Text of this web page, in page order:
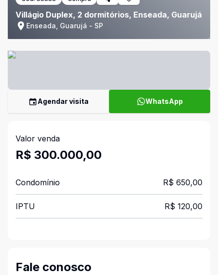
Villágio Duplex, 2 dormitórios, Enseada, Guarujá
Enseada, Guarujá - SP
Agendar visita WhatsApp
Valor venda
R$ 300.000,00
Condomínio R$ 650,00
IPTU R$ 120,00
Fale conosco